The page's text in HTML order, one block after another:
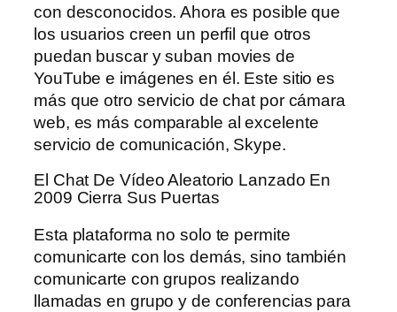
con desconocidos. Ahora es posible que
los usuarios creen un perfil que otros
puedan buscar y suban movies de
YouTube e imágenes en él. Este sitio es
más que otro servicio de chat por cámara
web, es más comparable al excelente
servicio de comunicación, Skype.
El Chat De Vídeo Aleatorio Lanzado En
2009 Cierra Sus Puertas
Esta plataforma no solo te permite
comunicarte con los demás, sino también
comunicarte con grupos realizando
llamadas en grupo y de conferencias para